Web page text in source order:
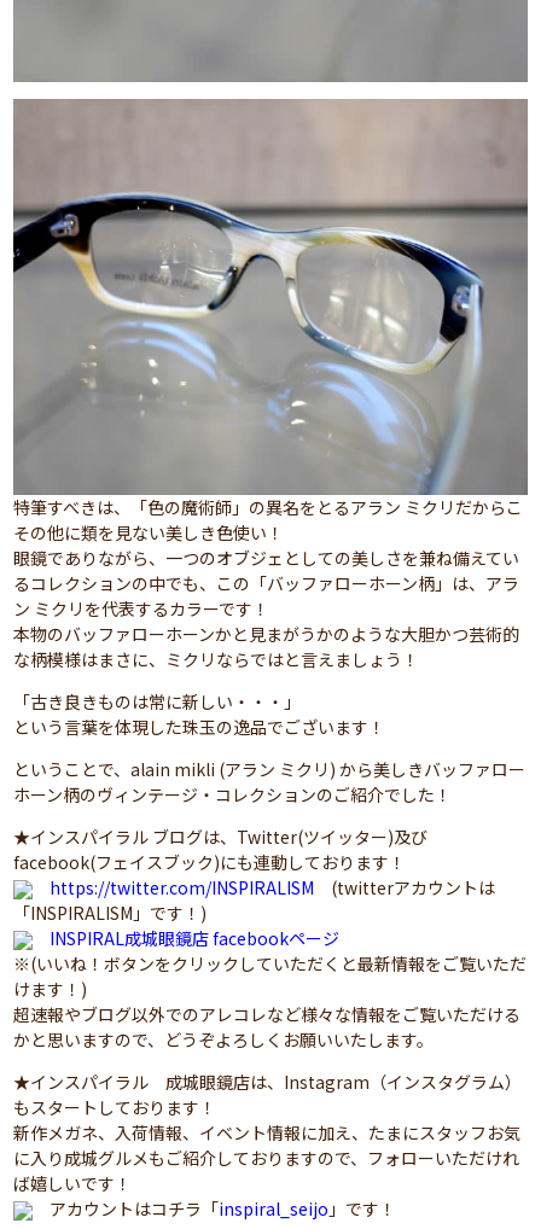
特筆すべきは、「色の魔術師」の異名をとるアラン ミクリだからこ
その他に類を見ない美しき色使い！
眼鏡でありながら、一つのオブジェとしての美しさを兼ね備えてい
るコレクションの中でも、この「バッファローホーン柄」は、アラ
ン ミクリを代表するカラーです！
本物のバッファローホーンかと見まがうかのような大胆かつ芸術的
な柄模様はまさに、ミクリならではと言えましょう！
「古き良きものは常に新しい・・・」
という言葉を体現した珠玉の逸品でございます！
ということで、alain mikli (アラン ミクリ) から美しきバッファロー
ホーン柄のヴィンテージ・コレクションのご紹介でした！
★インスパイラル ブログは、Twitter(ツイッター)及び
facebook(フェイスブック)にも連動しております！
https://twitter.com/INSPIRALISM (twitterアカウントは
「INSPIRALISM」です！)
INSPIRAL成城眼鏡店 facebookページ
※(いいね！ボタンをクリックしていただくと最新情報をご覧いただ
けます！)
超速報やブログ以外でのアレコレなど様々な情報をご覧いただける
かと思いますので、どうぞよろしくお願いいたします。
★インスパイラル 成城眼鏡店は、Instagram（インスタグラム）
もスタートしております！
新作メガネ、入荷情報、イベント情報に加え、たまにスタッフお気
に入り成城グルメもご紹介しておりますので、フォローいただけれ
ば嬉しいです！
アカウントはコチラ「inspiral_seijo 」です！